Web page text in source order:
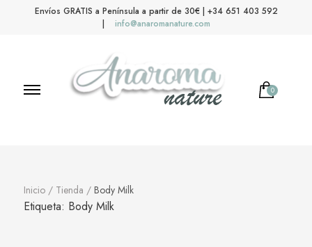
Envíos GRATIS a Península a partir de 30€ | +34 651 403 592
|
info@anaromanature.com
0
Inicio / Tienda / Body Milk
Etiqueta: Body Milk